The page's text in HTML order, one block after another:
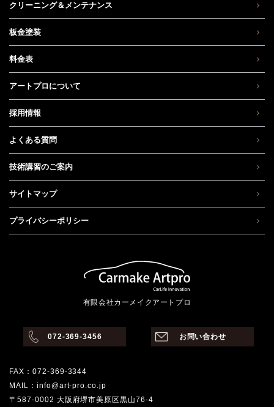
クリーニング＆メンテナンス
板金塗装
料金表
アートプロについて
採用情報
よくある質問
技術講習のご案内
サイトマップ
プライバシーポリシー
有限会社カーメイクアートプロ
072-369-3456 お問い合わせ
FAX：072-369-3344
MAIL：info@art-pro.co.jp
〒587-0002 大阪府堺市美原区黒山76-4